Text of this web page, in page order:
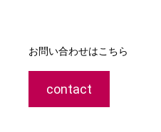
お問い合わせはこちら
contact